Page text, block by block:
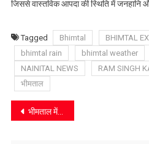
जिससे वास्तविक आपदा की स्थिति में
Tagged Bhimtal BHIMTAL
bhimtal rain
bhimtal weather
NAINITAL NEWS
RAM SINGH
भीमताल
Post
भीमताल में उप तहसील की मांग तेज़